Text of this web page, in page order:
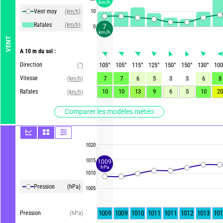
VENT
Vent moy
(km/h)
Rafales
(km/h)
A 10 m du sol :
Direction
(°)
Vitesse
(km/h)
Rafales
(km/h)
Comparer les modèles météo
Pression (hPa)
Pression (hPa)
10
0
1020
1015
1010
1005
105° 105° 115° 125° 150° 150° 130°
100
7
7 6 5 3 3 6
8
10
10 13 9 6 5 10 20
1009 1009 1010 1011 1011 1012 1013
7
km/h
km/h
1009
hPa